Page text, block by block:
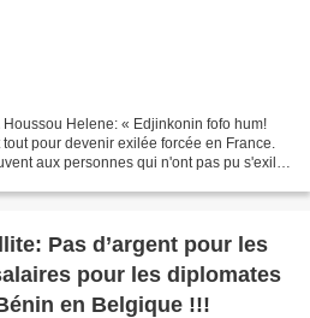
Helene: « Edjinkonin fofo hum!
pour devenir exilée forcée en France.
aux personnes qui n'ont pas pu s'exiler
Pas d’argent pour les
pour les diplomates
en Belgique !!!